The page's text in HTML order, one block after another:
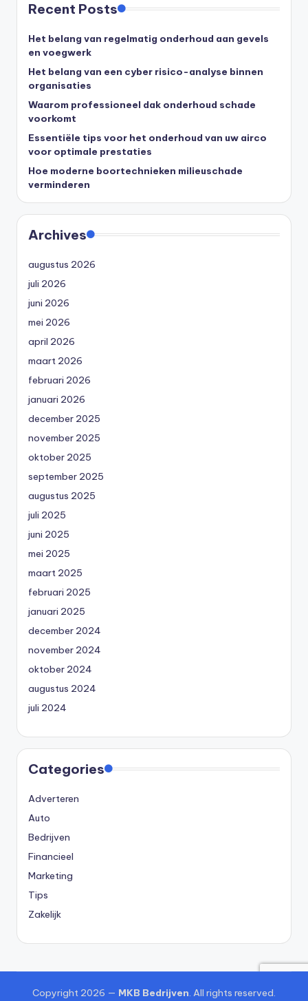
Recent Posts
Het belang van regelmatig onderhoud aan gevels
en voegwerk
Het belang van een cyber risico-analyse binnen
organisaties
Waarom professioneel dak onderhoud schade
voorkomt
Essentiële tips voor het onderhoud van uw airco
voor optimale prestaties
Hoe moderne boortechnieken milieuschade
verminderen
Archives
augustus 2026
juli 2026
juni 2026
mei 2026
april 2026
maart 2026
februari 2026
januari 2026
december 2025
november 2025
oktober 2025
september 2025
augustus 2025
juli 2025
juni 2025
mei 2025
maart 2025
februari 2025
januari 2025
december 2024
november 2024
oktober 2024
augustus 2024
juli 2024
Categories
Adverteren
Auto
Bedrijven
Financieel
Marketing
Tips
Zakelijk
Copyright 2026 — MKB Bedrijven. All rights reserved.